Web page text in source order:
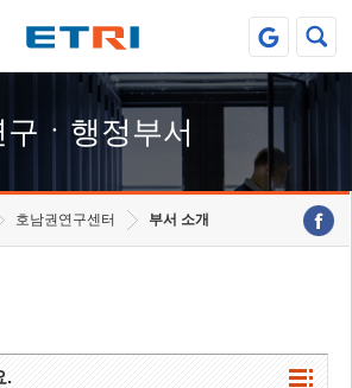
구ㆍ행정부서
호남권연구센터 부서 소개
.